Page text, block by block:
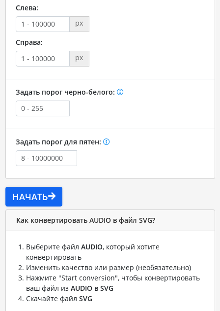
Слева:
px
Справа:
px
Задать порог черно-белого:
Задать порог для пятен:
НАЧАТЬ
Как конвертировать AUDIO в файл SVG?
Выберите файл AUDIO, который хотите
конвертировать
Изменить качество или размер (необязательно)
Нажмите "Start conversion", чтобы конвертировать
ваш файл из AUDIO в SVG
Скачайте файл SVG